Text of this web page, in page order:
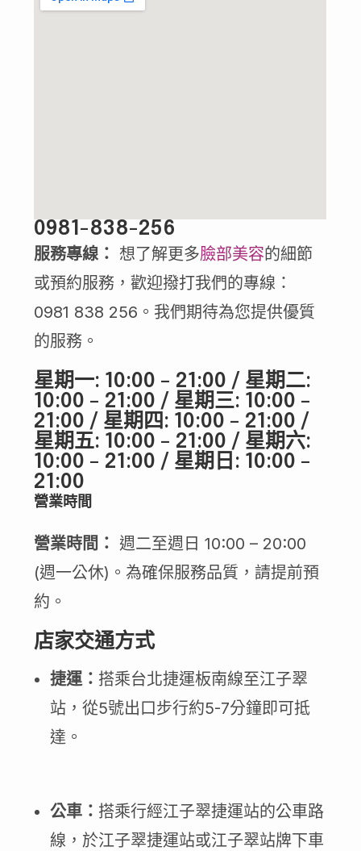
0981-838-256
服務專線： 想了解更多臉部美容的細節
或預約服務，歡迎撥打我們的專線：
0981 838 256。我們期待為您提供優質
的服務。
星期一: 10:00 – 21:00 / 星期二:
10:00 – 21:00 / 星期三: 10:00 –
21:00 / 星期四: 10:00 – 21:00 /
星期五: 10:00 – 21:00 / 星期六:
10:00 – 21:00 / 星期日: 10:00 –
21:00
營業時間
營業時間： 週二至週日 10:00 – 20:00
(週一公休)。為確保服務品質，請提前預
約。
店家交通方式
捷運： 搭乘台北捷運板南線至江子翠
站，從5號出口步行約5-7分鐘即可抵
達。
公車： 搭乘行經江子翠捷運站的公車路
線，於江子翠捷運站或江子翠站牌下車